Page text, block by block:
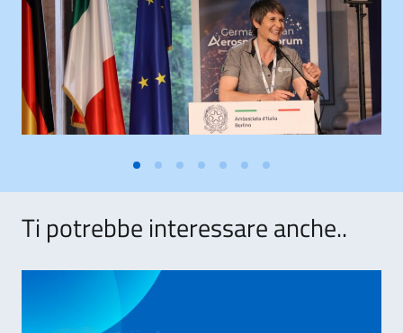
Ti potrebbe interessare anche..